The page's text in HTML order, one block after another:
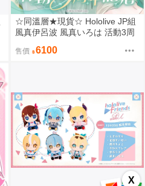
X
☆同溫層★現貨☆ Hololive JP組
風真伊呂波 風真いろは 活動3周
售價 6100